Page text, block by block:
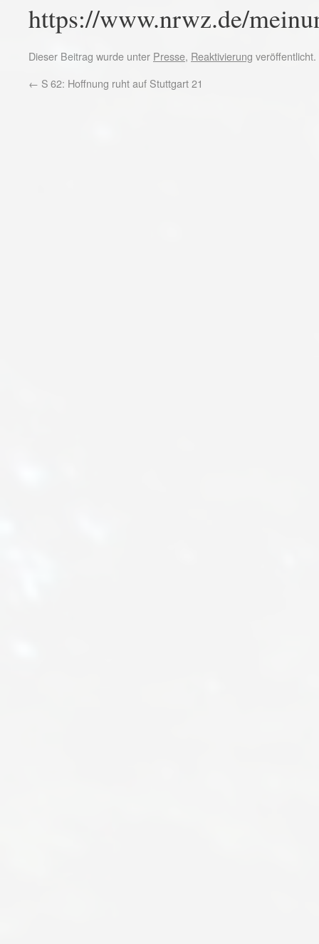
https://www.nrwz.de/
Dieser Beitrag wurde unter Presse, Reaktivierung
← S 62: Hoffnung ruht auf Stuttgart 21